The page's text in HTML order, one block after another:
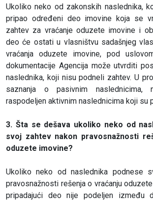
Ukoliko neko od zakonskih naslednika,
pripao određeni deo imovine koja se
zahtev za vraćanje oduzete imovine i
deo će ostati u vlasništvu sadašnjeg
vraćanja oduzete imovine, pod
dokumentacije Agencija može utvrditi
naslednika, koji nisu podneli zahtev. U
saznanja o pasivnim naslednicima,
raspodeljen aktivnim naslednicima koji su
3. Šta se dešava ukoliko neko od
svoj zahtev nakon pravosnažnosti
oduzete imovine?
Ukoliko neko od naslednika podnese
pravosnažnosti rešenja o vraćanju
pripadajući deo nije podeljen između